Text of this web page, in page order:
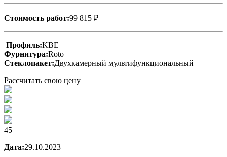
Стоимость работ:99 815 ₽
Профиль:KBE
Фурнитура:Roto
Стеклопакет:Двухкамерный мультифункциональный
Рассчитать свою цену
45
Дата:29.10.2023